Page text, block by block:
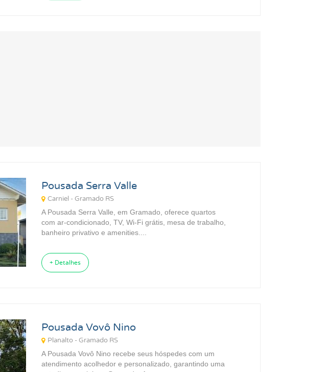
Pousada Serra Valle
Carniel - Gramado RS
A Pousada Serra Valle, em Gramado, oferece quartos
com ar-condicionado, TV, Wi-Fi grátis, mesa de trabalho,
banheiro privativo e amenities....
+ Detalhes
Pousada Vovô Nino
Planalto - Gramado RS
A Pousada Vovô Nino recebe seus hóspedes com um
atendimento acolhedor e personalizado, garantindo uma